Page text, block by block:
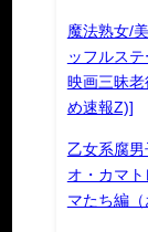
魔法熟女/
ッフルス
映画三昧
め速報Z)]
乙女系腐
オ・カマ
マたち編（